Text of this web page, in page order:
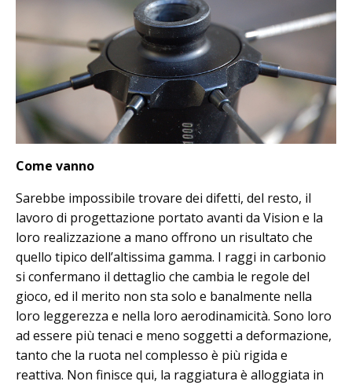
Come vanno
Sarebbe impossibile trovare dei difetti, del resto, il
lavoro di progettazione portato avanti da Vision e la
loro realizzazione a mano offrono un risultato che
quello tipico dell’altissima gamma. I raggi in carbonio
si confermano il dettaglio che cambia le regole del
gioco, ed il merito non sta solo e banalmente nella
loro leggerezza e nella loro aerodinamicità. Sono loro
ad essere più tenaci e meno soggetti a deformazione,
tanto che la ruota nel complesso è più rigida e
reattiva. Non finisce qui, la raggiatura è alloggiata in